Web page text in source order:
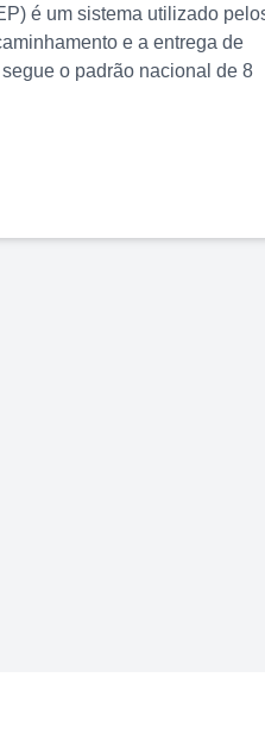
é um sistema utilizado
e a entrega de
o padrão nacional de 8